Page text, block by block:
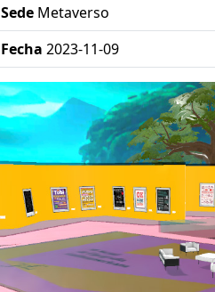
Sede Metaverso
Fecha 2023-11-09